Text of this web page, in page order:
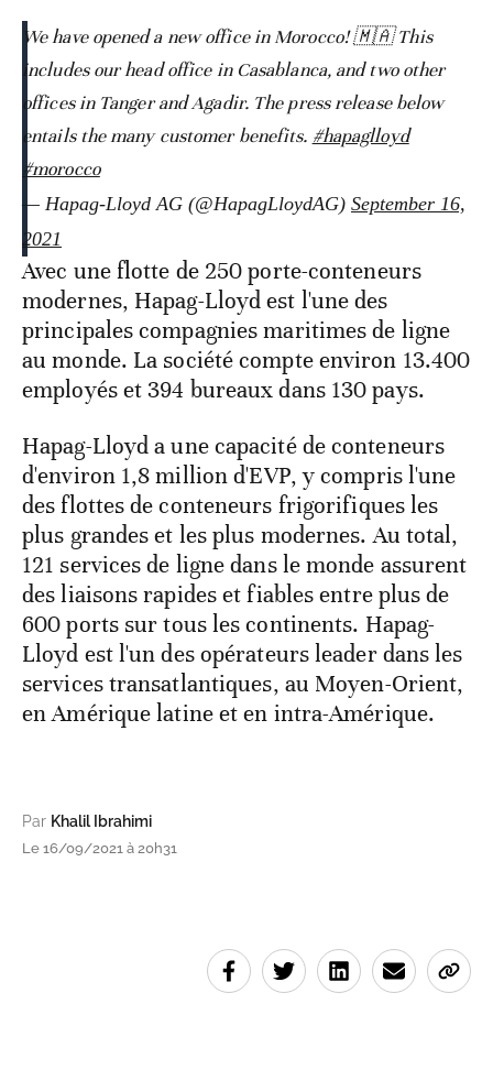
We have opened a new office in Morocco! 🇲🇦 This
includes our head office in Casablanca, and two other
offices in Tanger and Agadir. The press release below
entails the many customer benefits. #hapaglloyd
#morocco
— Hapag-Lloyd AG (@HapagLloydAG) September 16,
2021
Avec une flotte de 250 porte-conteneurs
modernes, Hapag-Lloyd est l'une des
principales compagnies maritimes de ligne
au monde. La société compte environ 13.400
employés et 394 bureaux dans 130 pays.
Hapag-Lloyd a une capacité de conteneurs
d'environ 1,8 million d'EVP, y compris l'une
des flottes de conteneurs frigorifiques les
plus grandes et les plus modernes. Au total,
121 services de ligne dans le monde assurent
des liaisons rapides et fiables entre plus de
600 ports sur tous les continents. Hapag-
Lloyd est l'un des opérateurs leader dans les
services transatlantiques, au Moyen-Orient,
en Amérique latine et en intra-Amérique.
Par Khalil Ibrahimi
Le 16/09/2021 à 20h31